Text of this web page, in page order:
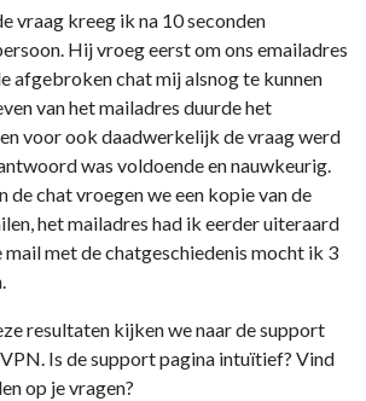
vraag kreeg ik na 10 seconden
Hij vroeg eerst om ons emailadres
afgebroken chat mij alsnog te kunnen
van het mailadres duurde het
voor ook daadwerkelijk de vraag werd
was voldoende en nauwkeurig.
de chat vroegen we een kopie van de
het mailadres had ik eerder uiteraard
mail met de chatgeschiedenis mocht ik 3
resultaten kijken we naar de support
Is de support pagina intuïtief? Vind
op je vragen?